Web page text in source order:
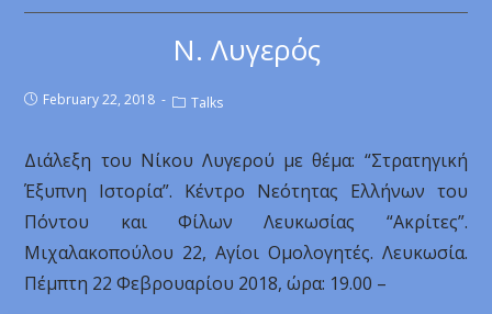
Ν. Λυγερός
February 22, 2018 Talks
Διάλεξη του Νίκου Λυγερού με θέμα: “Στρατηγική
Έξυπνη Ιστορία”. Κέντρο Νεότητας Ελλήνων του
Πόντου και Φίλων Λευκωσίας “Ακρίτες”.
Μιχαλακοπούλου 22, Αγίοι Ομολογητές. Λευκωσία.
Πέμπτη 22 Φεβρουαρίου 2018, ώρα: 19.00 –